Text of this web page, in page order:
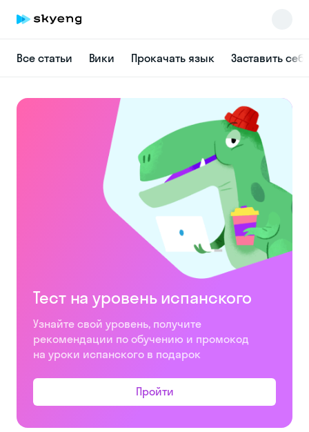
Все статьи Вики Прокачать язык Заставить
Тест на уровень испанского
Узнайте свой уровень, получите
рекомендации по обучению и промокод
на уроки испанского в подарок
Пройти